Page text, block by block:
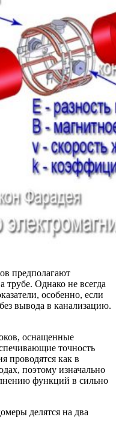
предполагают
трубе. Однако не всегда
особенно, если
вывода в канализацию.
оснащенные
точность
проводятся как в
поэтому изначально
функций в сильно
делятся на два